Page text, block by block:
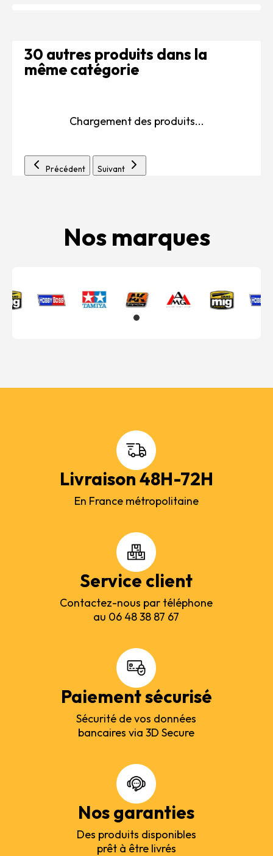
30 autres produits dans la
même catégorie
Chargement des produits...
Précédent Suivant
Nos marques
Livraison 48H-72H
En France métropolitaine
Service client
Contactez-nous par téléphone
au 06 48 38 87 67
Paiement sécurisé
Sécurité de vos données
bancaires via 3D Secure
Nos garanties
Des produits disponibles
prêt à être livrés